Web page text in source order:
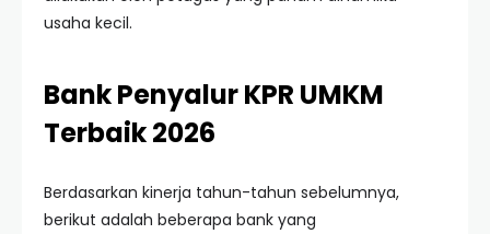
usaha kecil.
Bank Penyalur KPR UMKM
Terbaik 2026
Berdasarkan kinerja tahun-tahun sebelumnya,
berikut adalah beberapa bank yang